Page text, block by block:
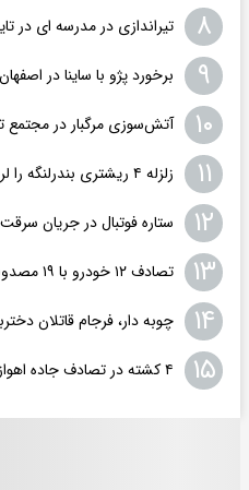
۸ تیراندازی در مدرسه ای در
۹ برخورد پژو با ساینا در
۱۰ آتش‌سوزی مرگبار در
۱۱ زلزله ۴ ریشتری بندرلنگه را لرزاند
۱۲ ستاره فوتبال در جریان
۱۳ تصادف ۱۲ خودرو با ۱۹ مصدوم در محور یاسوج ـ اصفهان
۱۴ چوبه دار، فرجام قاتلان
۱۵ ۴ کشته در تصادف جاده اهواز خرمشهر